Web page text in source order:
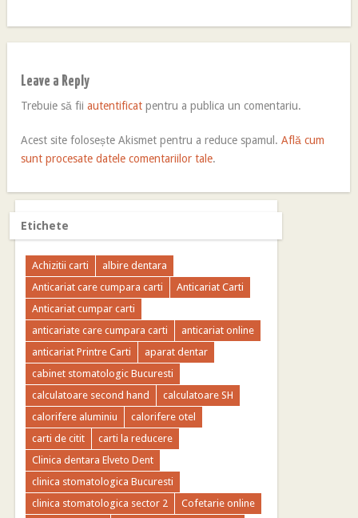
Leave a Reply
Trebuie să fiiautentificat pentru a publica un comentariu.
Acest site folosește Akismet pentru a reduce spamul.Află cum
sunt procesate datele comentariilor tale.
Etichete
Achizitii carti
albire dentara
Anticariat care cumpara carti
Anticariat Carti
Anticariat cumpar carti
anticariate care cumpara carti
anticariat online
anticariat Printre Carti
aparat dentar
cabinet stomatologic Bucuresti
calculatoare second hand
calculatoare SH
calorifere aluminiu
calorifere otel
carti de citit
carti la reducere
Clinica dentara Elveto Dent
clinica stomatologica Bucuresti
clinica stomatologica sector 2
Cofetarie online